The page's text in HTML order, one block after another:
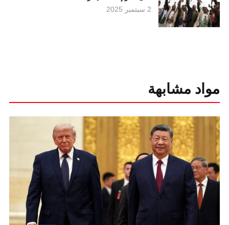
2 سبتمبر 2025
مواد مشابهة